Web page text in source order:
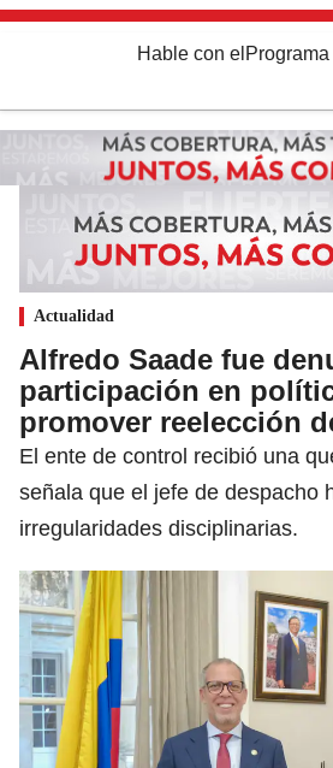
Hable con el Programa
Actualidad
Alfredo Saade fue
participación en
promover reelección
El ente de control recibió una
señala que el jefe de despacho
irregularidades disciplinarias.